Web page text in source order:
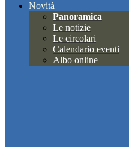
Novità
Panoramica
Le notizie
Le circolari
Calendario eventi
Albo online